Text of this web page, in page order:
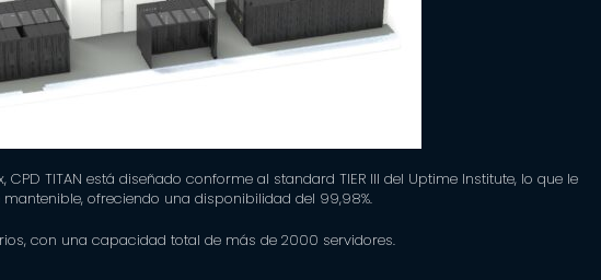
CPD TITAN está diseñado conforme al standard TIER III del Uptime Institute, lo que le
ofreciendo una disponibilidad del 99,98%.
con una capacidad total de más de 2000 servidores.